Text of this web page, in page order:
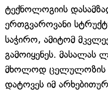
ტექნოლოგიის
ერთგვაროვანი
საჭირო, ამიტომ
გამოიყენეს. მასალას
მხოლოდ ცელულოზის
დატოვეს იმ